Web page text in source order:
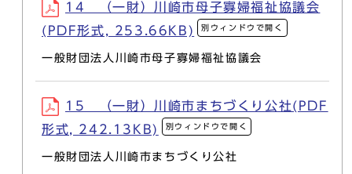
14 （一財）川崎市母子寡婦福祉協議会
(PDF形式, 253.66KB)
別ウィンドウで開く
一般財団法人川崎市母子寡婦福祉協議会
15 （一財）川崎市まちづくり公社(PDF
形式, 242.13KB)
別ウィンドウで開く
一般財団法人川崎市まちづくり公社